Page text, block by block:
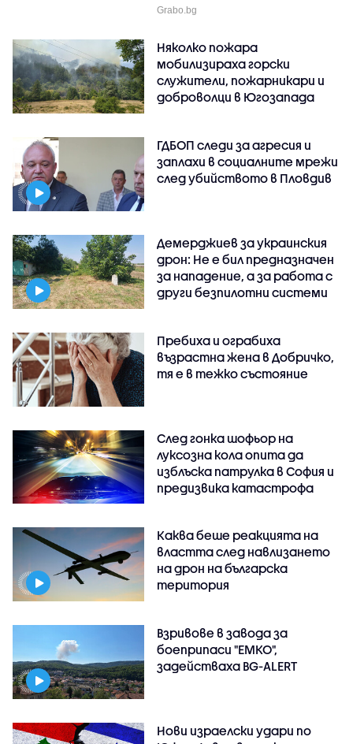
Grabo.bg
Няколко пожара
мобилизираха горски
служители, пожарникари и
доброволци в Югозапада
ГДБОП следи за агресия и
заплахи в социалните мрежи
след убийството в Пловдив
Демерджиев за украинския
дрон: Не е бил предназначен
за нападение, а за работа с
други безпилотни системи
Пребиха и ограбиха
възрастна жена в Добричко,
тя е в тежко състояние
След гонка шофьор на
луксозна кола опита да
изблъска патрулка в София и
предизвика катастрофа
Каква беше реакцията на
властта след навлизането
на дрон на българска
територия
Взривове в завода за
боеприпаси "ЕМКО",
задействаха BG-ALERT
Нови израелски удари по